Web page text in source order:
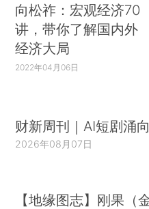
向松祚：宏观经济70
讲，带你了解国内外
经济大局
2022年04月06日
财新周刊｜AI短剧涌
2026年08月07日
【地缘图志】刚果（